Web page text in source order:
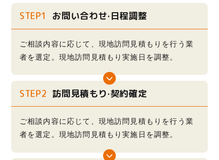
STEP1 お問い合わせ·日程調整
ご相談内容に応じて、現地訪問見積もりを行う業
者を選定。現地訪問見積もり実施日を調整。
STEP2 訪問見積もり·契約確定
ご相談内容に応じて、現地訪問見積もりを行う業
者を選定。現地訪問見積もり実施日を調整。